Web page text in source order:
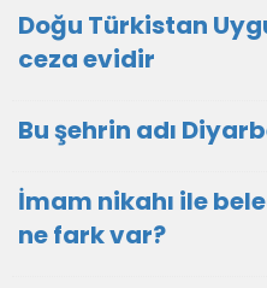
Doğu Türkistan
ceza evidir
Bu şehrin adı
İmam nikahı ile
ne fark var?